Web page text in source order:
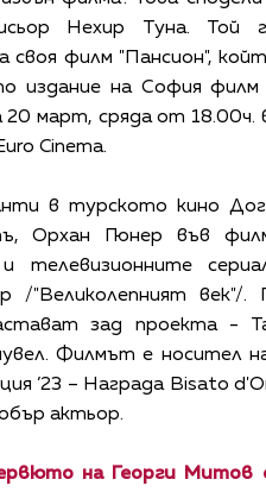
Нехир Туна. Той
своя филм "Пансион",
издание на София
20 март, сряда от 18.00ч.
Cinema.
в турското кино
Орхан Гюнер във
телевизионните
/"Великолепният век"/
зад проекта -
Филмът е носител
’23 – Награда Bisato
актьор.
на Георги Митов